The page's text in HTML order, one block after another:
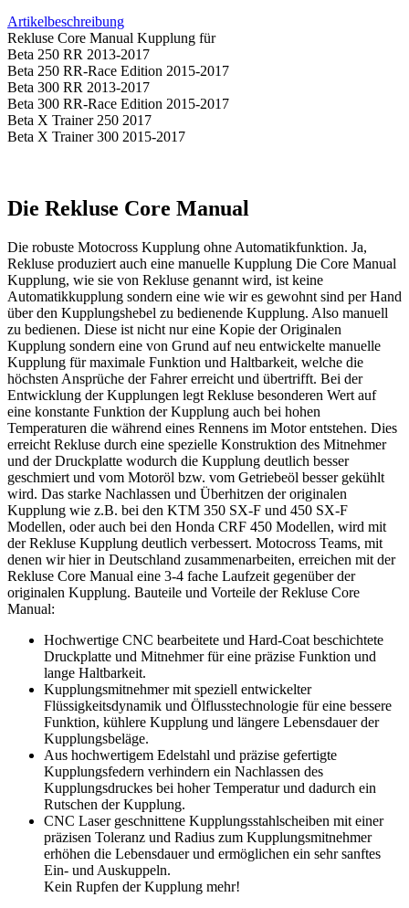
Artikelbeschreibung
Rekluse Core Manual Kupplung für
Beta 250 RR 2013-2017
Beta 250 RR-Race Edition 2015-2017
Beta 300 RR 2013-2017
Beta 300 RR-Race Edition 2015-2017
Beta X Trainer 250 2017
Beta X Trainer 300 2015-2017
Die Rekluse Core Manual
Die robuste Motocross Kupplung ohne Automatikfunktion. Ja,
Rekluse produziert auch eine manuelle Kupplung Die Core Manual
Kupplung, wie sie von Rekluse genannt wird, ist keine
Automatikkupplung sondern eine wie wir es gewohnt sind per Hand
über den Kupplungshebel zu bedienende Kupplung. Also manuell
zu bedienen. Diese ist nicht nur eine Kopie der Originalen
Kupplung sondern eine von Grund auf neu entwickelte manuelle
Kupplung für maximale Funktion und Haltbarkeit, welche die
höchsten Ansprüche der Fahrer erreicht und übertrifft. Bei der
Entwicklung der Kupplungen legt Rekluse besonderen Wert auf
eine konstante Funktion der Kupplung auch bei hohen
Temperaturen die während eines Rennens im Motor entstehen. Dies
erreicht Rekluse durch eine spezielle Konstruktion des Mitnehmer
und der Druckplatte wodurch die Kupplung deutlich besser
geschmiert und vom Motoröl bzw. vom Getriebeöl besser gekühlt
wird. Das starke Nachlassen und Überhitzen der originalen
Kupplung wie z.B. bei den KTM 350 SX-F und 450 SX-F
Modellen, oder auch bei den Honda CRF 450 Modellen, wird mit
der Rekluse Kupplung deutlich verbessert. Motocross Teams, mit
denen wir hier in Deutschland zusammenarbeiten, erreichen mit der
Rekluse Core Manual eine 3-4 fache Laufzeit gegenüber der
originalen Kupplung. Bauteile und Vorteile der Rekluse Core
Manual:
Hochwertige CNC bearbeitete und Hard-Coat beschichtete
Druckplatte und Mitnehmer für eine präzise Funktion und
lange Haltbarkeit.
Kupplungsmitnehmer mit speziell entwickelter
Flüssigkeitsdynamik und Ölflusstechnologie für eine bessere
Funktion, kühlere Kupplung und längere Lebensdauer der
Kupplungsbeläge.
Aus hochwertigem Edelstahl und präzise gefertigte
Kupplungsfedern verhindern ein Nachlassen des
Kupplungsdruckes bei hoher Temperatur und dadurch ein
Rutschen der Kupplung.
CNC Laser geschnittene Kupplungsstahlscheiben mit einer
präzisen Toleranz und Radius zum Kupplungsmitnehmer
erhöhen die Lebensdauer und ermöglichen ein sehr sanftes
Ein- und Auskuppeln.
Kein Rupfen der Kupplung mehr!